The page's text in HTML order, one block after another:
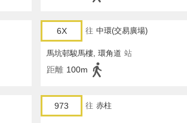
6X 往 中環(交易廣場)
馬坑邨駿馬樓, 環角道 站
距離 100m
973 往 赤柱